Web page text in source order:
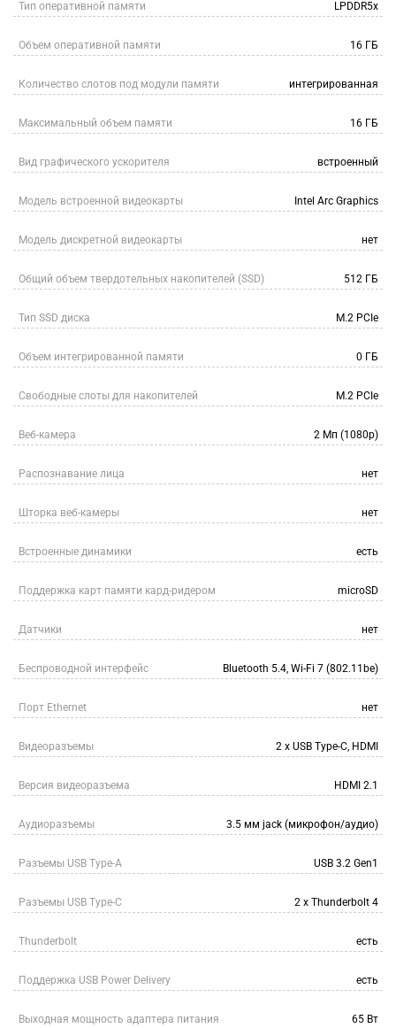
Тип оперативной памяти LPDDR5x
Объем оперативной памяти 16 ГБ
Количество слотов под модули памяти интегрированная
Максимальный объем памяти 16 ГБ
Вид графического ускорителя встроенный
Модель встроенной видеокарты Intel Arc Graphics
Модель дискретной видеокарты нет
Общий объем твердотельных накопителей (SSD) 512 ГБ
Тип SSD диска M.2 PCIe
Объем интегрированной памяти 0 ГБ
Свободные слоты для накопителей M.2 PCIe
Веб-камера 2 Мп (1080p)
Распознавание лица нет
Шторка веб-камеры нет
Встроенные динамики есть
Поддержка карт памяти кард-ридером microSD
Датчики нет
Беспроводной интерфейс Bluetooth 5.4, Wi-Fi 7 (802.11be)
Порт Ethernet нет
Видеоразъемы 2 х USB Type-C, HDMI
Версия видеоразъема HDMI 2.1
Аудиоразъемы 3.5 мм jack (микрофон/аудио)
Разъемы USB Type-A USB 3.2 Gen1
Разъемы USB Type-C 2 х Thunderbolt 4
Thunderbolt есть
Поддержка USB Power Delivery есть
Выходная мощность адаптера питания 65 Вт